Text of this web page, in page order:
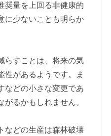
奨量を上回る非健康的
に少ないことも明らか
らすことは、将来の気
性があるようです。ま
などの小さな変更であ
るかもしれません。
などの生産は森林破壊